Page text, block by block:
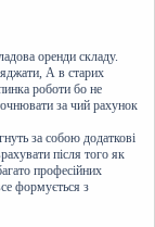
оренди складу.
А в старих
роботи бо не
за чий рахунок
за собою додаткові
після того як
професійних
формується з